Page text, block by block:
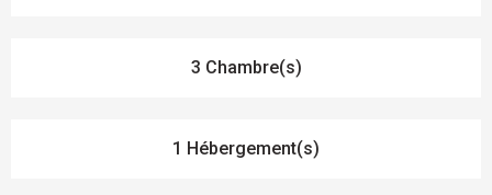
3 Chambre(s)
1 Hébergement(s)